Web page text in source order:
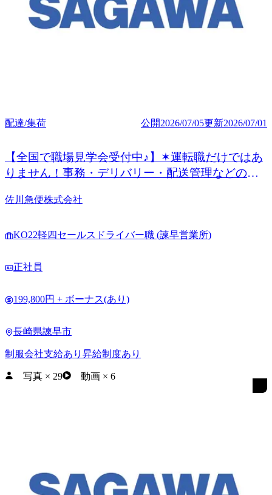
配達/集荷 公開2026/07/05更新2026/07/01
【全国で職場見学会受付中♪】✶運転職だけではあ
りません！事務・デリバリー・配送管理などの非
佐川急便株式会社
KO22軽四セールスドライバー職 (諫早営業所)
正社員
199,800円 + ボーナス(あり)
長崎県諫早市
制服会社支給あり 昇給制度あり
写真 × 29 動画 × 6